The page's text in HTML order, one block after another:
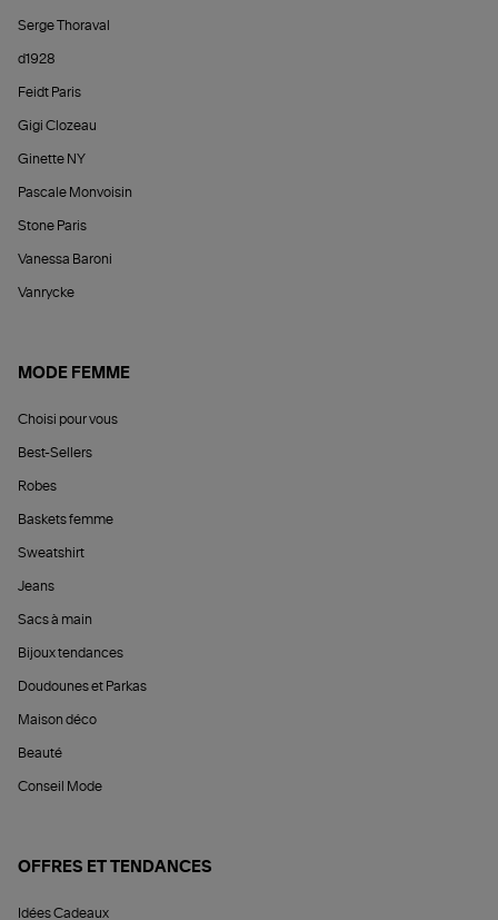
Serge Thoraval
d1928
Feidt Paris
Gigi Clozeau
Ginette NY
Pascale Monvoisin
Stone Paris
Vanessa Baroni
Vanrycke
MODE FEMME
Choisi pour vous
Best-Sellers
Robes
Baskets femme
Sweatshirt
Jeans
Sacs à main
Bijoux tendances
Doudounes et Parkas
Maison déco
Beauté
Conseil Mode
OFFRES ET TENDANCES
Idées Cadeaux